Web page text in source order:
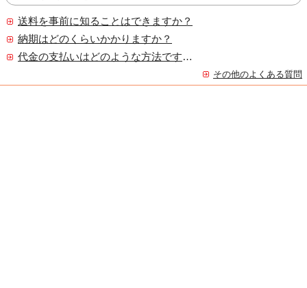
送料を事前に知ることはできますか？
納期はどのくらいかかりますか？
代金の支払いはどのような方法ですか？
その他のよくある質問